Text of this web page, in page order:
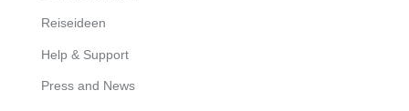
Reiseideen
Help & Support
Press and News